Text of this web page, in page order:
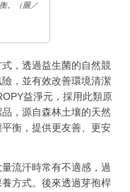
。（圖／
，透過益生菌的自然競
，並有效改善環境清潔
益淨元，採用此類原
，源自森林土壤的天然
衡，提供更友善、更安
流汗時常有不適感，過
方式。後來透過芽孢桿